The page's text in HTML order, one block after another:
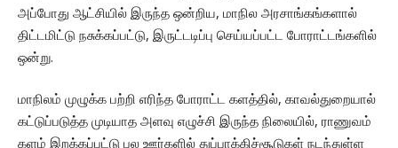
அப்போது ஆட்சியில் இருந்த ஒன்றிய, மாநில அரசாங்கங்களால்
திட்டமிட்டு நசுக்கப்பட்டு, இருட்டடிப்பு செய்யப்பட்ட போராட்டங்களில்
ஒன்று.
மாநிலம் முழுக்க பற்றி எரிந்த போராட்ட களத்தில், காவல்துறையால்
கட்டுப்படுத்த முடியாத அளவு எழுச்சி இருந்த நிலையில், ராணுவம்
களம் இறக்கப்பட்டு பல ஊர்களில் துப்பாக்கிச்சூடுகள் நடந்துள்ள